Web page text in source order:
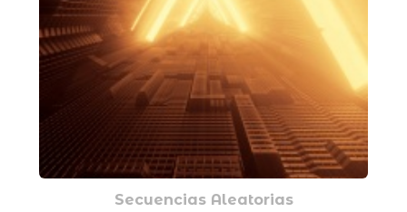
Secuencias Aleatorias